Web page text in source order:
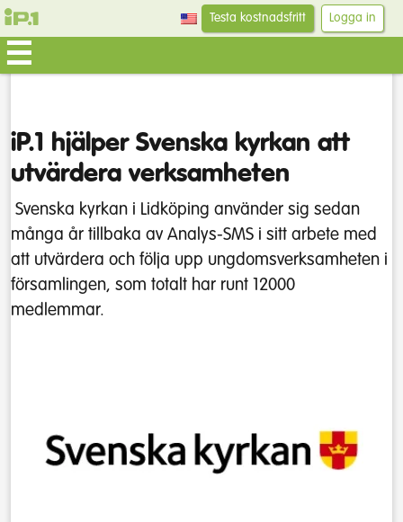
Testa kostnadsfritt Logga in
iP.1 hjälper Svenska kyrkan att
utvärdera verksamheten
Svenska kyrkan i Lidköping använder sig sedan
många år tillbaka av Analys-SMS i sitt arbete med
att utvärdera och följa upp ungdomsverksamheten i
församlingen, som totalt har runt 12000
medlemmar.